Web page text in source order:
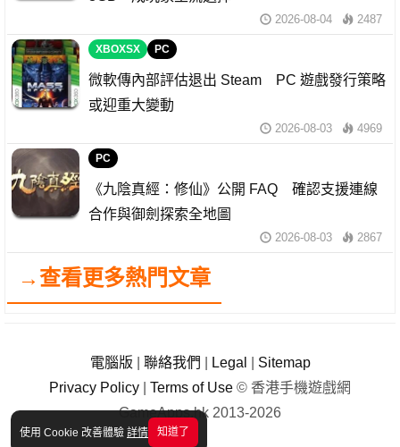
使用 Cookie 改善體驗 詳情 知道了
2026-08-04 2487
XBOXSX PC
微軟傳內部評估退出 Steam PC 遊戲發行策略
或迎重大變動
2026-08-03 4969
PC
《九陰真經：修仙》公開 FAQ 確認支援連線
合作與御劍探索全地圖
2026-08-03 2867
→查看更多熱門文章
電腦版 聯絡我們 Legal
Sitemap
Privacy Policy
Terms of Use © 香港手機遊戲網
GameApps.hk 2013-2026